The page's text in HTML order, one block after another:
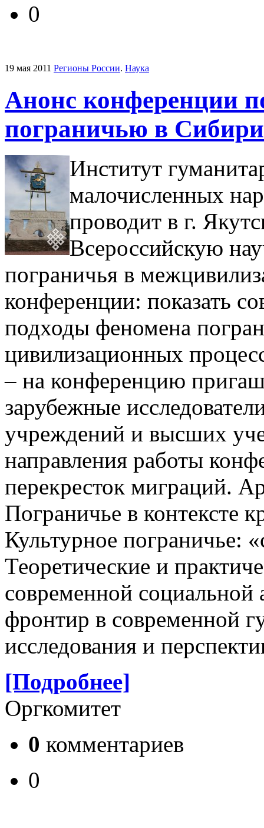
0
19 мая 2011 Регионы России. Наука
Анонс конференции
пограничью в Сибири
Институт
малочисленных
проводит в г.
Всероссийскую
пограничья в
конференции: показать
подходы феномена
цивилизационных
– на конференцию
зарубежные
учреждений и высших
направления работы
перекресток миграций.
Пограничье в контексте
Культурное пограничье:
Теоретические и
современной
фронтир в современной
исследования и
[Подробнее]
Оргкомитет
0 комментариев
0